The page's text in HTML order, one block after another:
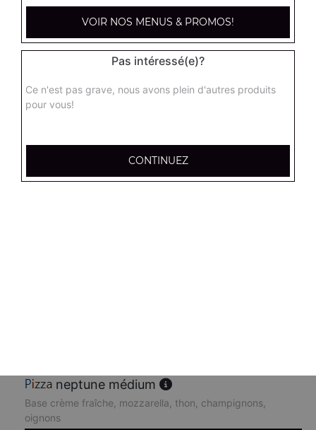
Base sauce tomate, mozzarella, viande kébab, tomate
fraîches, oignons
13.00€
hannibale médium
Base sauce tomate, boeuf, jambon, poulet, merguez
supreme sucuk médium
neptune médium
Base crème fraîche, mozzarella, thon, champignons,
oignons
VOIR NOS MENUS & PROMOS!
Pas intéressé(e)?
Ce n'est pas grave, nous avons plein d'autres produits
pour vous!
CONTINUEZ